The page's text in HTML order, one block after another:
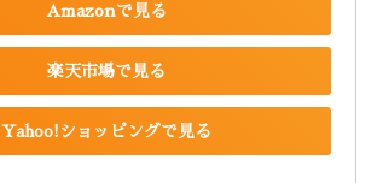
Amazonで見る
楽天市場で見る
Yahoo!ショッピングで見る